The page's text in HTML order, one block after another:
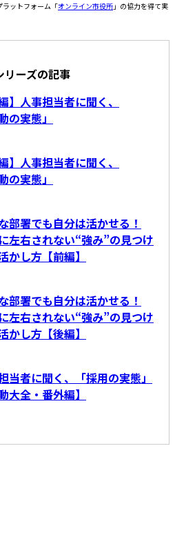
ットフォーム「オンライン市役所 」の協力を得て実
リーズの記事
】人事担当者に聞く、
の実態」
】人事担当者に聞く、
の実態」
部署でも自分は活かせる！
左右されない“強み”の見つけ
かし方【前編】
部署でも自分は活かせる！
左右されない“強み”の見つけ
かし方【後編】
当者に聞く、「採用の実態」
大全・番外編】